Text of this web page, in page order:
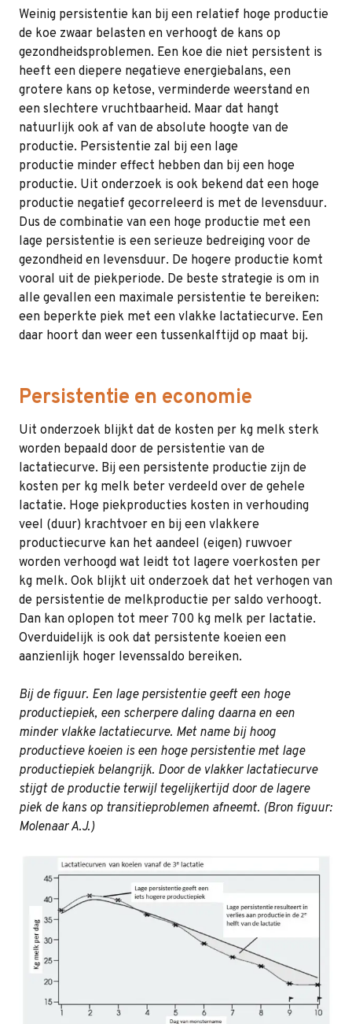
Weinig persistentie kan bij een relatief hoge productie
de koe zwaar belasten en verhoogt de kans op
gezondheidsproblemen. Een koe die niet persistent is
heeft een diepere negatieve energiebalans, een
grotere kans op ketose, verminderde weerstand en
een slechtere vruchtbaarheid. Maar dat hangt
natuurlijk ook af van de absolute hoogte van de
productie. Persistentie zal bij een lage
productie minder effect hebben dan bij een hoge
productie. Uit onderzoek is ook bekend dat een hoge
productie negatief gecorreleerd is met de levensduur.
Dus de combinatie van een hoge productie met een
lage persistentie is een serieuze bedreiging voor de
gezondheid en levensduur. De hogere productie komt
vooral uit de piekperiode. De beste strategie is om in
alle gevallen een maximale persistentie te bereiken:
een beperkte piek met een vlakke lactatiecurve. Een
daar hoort dan weer een tussenkalftijd op maat bij.
Persistentie en economie
Uit onderzoek blijkt dat de kosten per kg melk sterk
worden bepaald door de persistentie van de
lactatiecurve. Bij een persistente productie zijn de
kosten per kg melk beter verdeeld over de gehele
lactatie. Hoge piekproducties kosten in verhouding
veel (duur) krachtvoer en bij een vlakkere
productiecurve kan het aandeel (eigen) ruwvoer
worden verhoogd wat leidt tot lagere voerkosten per
kg melk. Ook blijkt uit onderzoek dat het verhogen van
de persistentie de melkproductie per saldo verhoogt.
Dan kan oplopen tot meer 700 kg melk per lactatie.
Overduidelijk is ook dat persistente koeien een
aanzienlijk hoger levenssaldo bereiken.
Bij de figuur. Een lage persistentie geeft een hoge
productiepiek, een scherpere daling daarna en een
minder vlakke lactatiecurve. Met name bij hoog
productieve koeien is een hoge persistentie met lage
productiepiek belangrijk. Door de vlakker lactatiecurve
stijgt de productie terwijl tegelijkertijd door de lagere
piek de kans op transitieproblemen afneemt. (Bron figuur:
Molenaar A.J.)